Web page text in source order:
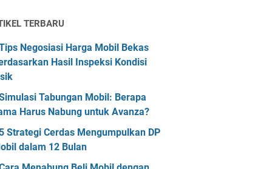
TERBARU
Negosiasi Harga Mobil Bekas
Hasil Inspeksi Kondisi
Tabungan Mobil: Berapa
Harus Nabung untuk Avanza?
5 Strategi Cerdas Mengumpulkan DP
dalam 12 Bulan